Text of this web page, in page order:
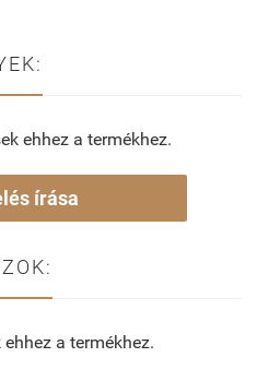
ehhez a termékhez.
írása
a termékhez.